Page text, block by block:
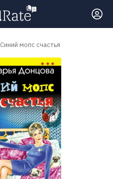
Синий мопс счастья